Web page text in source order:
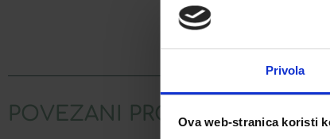
Privola
Ova web-stranica koristi
POVEZANI PROIZVODI